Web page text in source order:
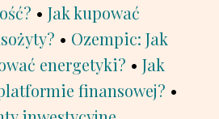
• Jak kupować
• Ozempic: Jak
energetyki? • Jak
finansowej? •